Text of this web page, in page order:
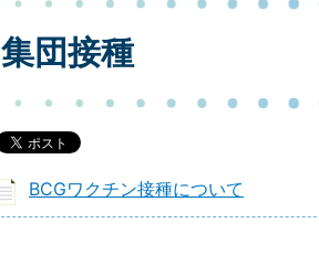
集団接種
BCGワクチン接種について